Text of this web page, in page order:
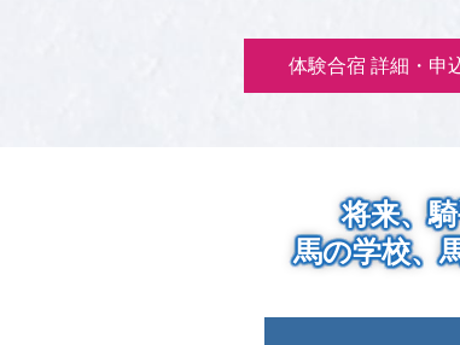
体験合宿 詳細・申
将来、
馬の学校、